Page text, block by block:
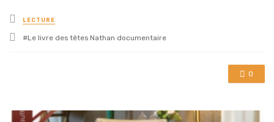
Posted
in
LECTURE
Tagged
Le livre des têtes Nathan documentaire
0